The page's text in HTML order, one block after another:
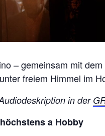
– gemeinsam mit
freiem Himmel im
in der
a Hobby